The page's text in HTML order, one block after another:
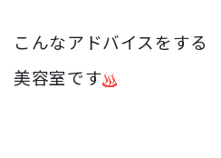
こんなアドバイスをする
美容室です